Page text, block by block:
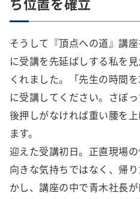
そうして『頂点への道』講
に受講を先延ばしする私を
くれました。「先生の時間
に受講してください。さぼ
後押しがなければ重い腰を
ます。
迎えた受講初日。正直現場
向きな気持ちではなく、帰
かし、講座の中で青木社長